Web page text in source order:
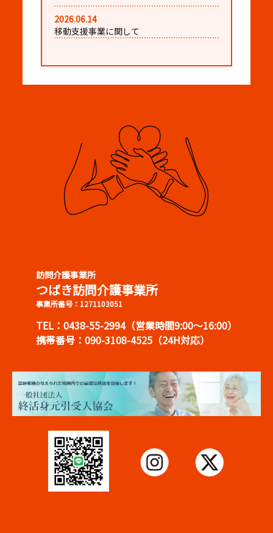
2026.06.14
移動支援事業に関して
訪問介護事業所
つばき訪問介護事業所
事業所番号：1271103051
TEL：0438-55-2994（営業時間9:00～16:00）
携帯番号：090-3108-4525（24H対応）